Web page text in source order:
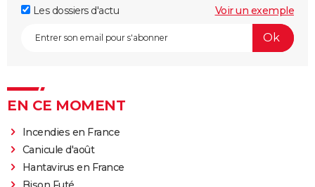
Les dossiers d'actu
Voir un exemple
EN CE MOMENT
Incendies en France
Canicule d'août
Hantavirus en France